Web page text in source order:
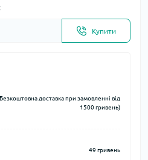
Купити
доставка при замовленні від
1500 гривень)
49 гривень